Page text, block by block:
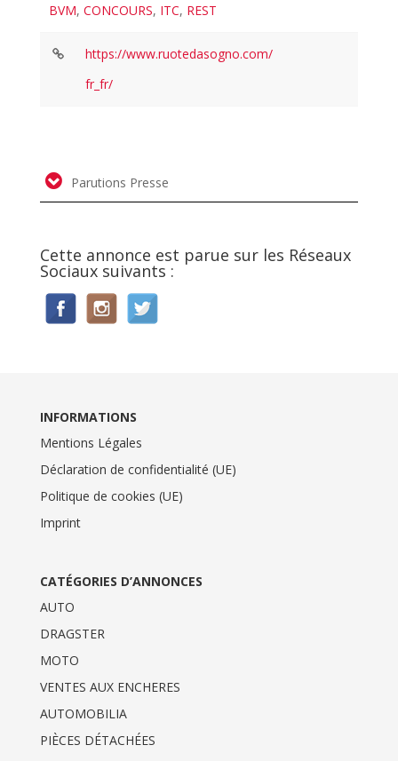
BVM,CONCOURS, ITC, REST
https://www.ruotedasogno.com/
fr_fr/
Parutions Presse
Cette annonce est parue sur les Réseaux
Sociaux suivants :
INFORMATIONS
Mentions Légales
Déclaration de confidentialité (UE)
Politique de cookies (UE)
Imprint
CATÉGORIES D’ANNONCES
AUTO
DRAGSTER
MOTO
VENTES AUX ENCHERES
AUTOMOBILIA
PIÈCES DÉTACHÉES